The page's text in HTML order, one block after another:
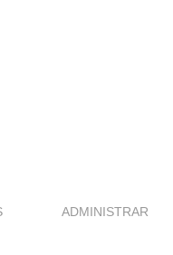
ADMINISTRAR